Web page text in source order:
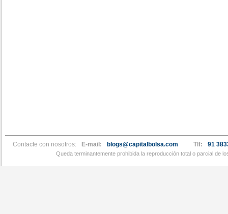
Contacte con nosotros: E-mail: blogs@capitalbolsa.com Tlf: 91
Queda terminantemente prohibida la reproducción total o parcial de